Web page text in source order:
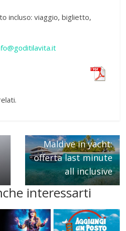
incluso: viaggio, biglietto,
Maldive in yacht:
offerta last minute
all inclusive
interessarti